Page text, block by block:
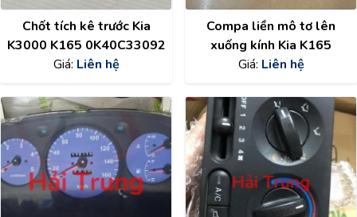
Chốt tích kê trước Kia
K3000 K165 0K40C33092
Giá: Liên hệ
Compa liền mô tơ lên
xuống kính Kia K165
Giá: Liên hệ